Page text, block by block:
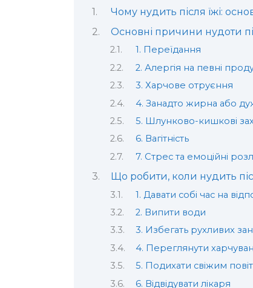
Чому нудить після їжі:
Основні причини нудоти
1. Переїдання
2. Алергія на певні
3. Харчове отруєння
4. Занадто жирна або
5. Шлунково-кишкові
6. Вагітність
7. Стрес та емоційні
Що робити, коли нудить
1. Давати собі час на
2. Випити води
3. Избегать рухливих
4. Переглянути
5. Подихати свіжим
6. Відвідувати лікаря